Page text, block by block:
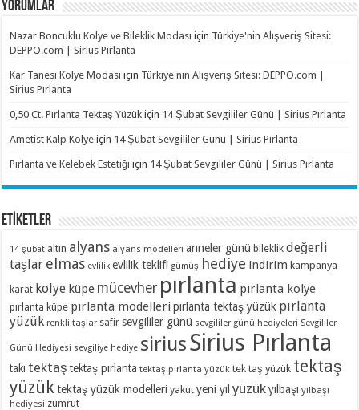
YORUMLAR
Nazar Boncuklu Kolye ve Bileklik Modası için Türkiye'nin Alışveriş Sitesi:
DEPPO.com | Sirius Pırlanta
Kar Tanesi Kolye Modası için Türkiye'nin Alışveriş Sitesi: DEPPO.com |
Sirius Pırlanta
0,50 Ct. Pırlanta Tektaş Yüzük için 14 Şubat Sevgililer Günü | Sirius Pırlanta
Ametist Kalp Kolye için 14 Şubat Sevgililer Günü | Sirius Pırlanta
Pırlanta ve Kelebek Estetiği için 14 Şubat Sevgililer Günü | Sirius Pırlanta
ETİKETLER
14 şubat altın alyans alyans modelleri anneler günü bileklik değerli
taşlar elmas evlilik evlilik teklifi gümüş hediye indirim kampanya
karat kolye küpe mücevher pırlanta pırlanta kolye
pırlanta küpe pırlanta modelleri pırlanta tektaş yüzük pırlanta
yüzük renkli taşlar safir sevgililer günü sevgililer günü hediyeleri Sevgililer
Günü Hediyesi sevgiliye hediye siriusSirius Pırlanta
takı tektaş tektaş pırlanta tektaş pırlanta yüzük tek taş yüzük tektaş
yüzük tektaş yüzük modelleri yakut yeni yıl yüzük yılbaşı yılbaşı
hediyesi zümrüt